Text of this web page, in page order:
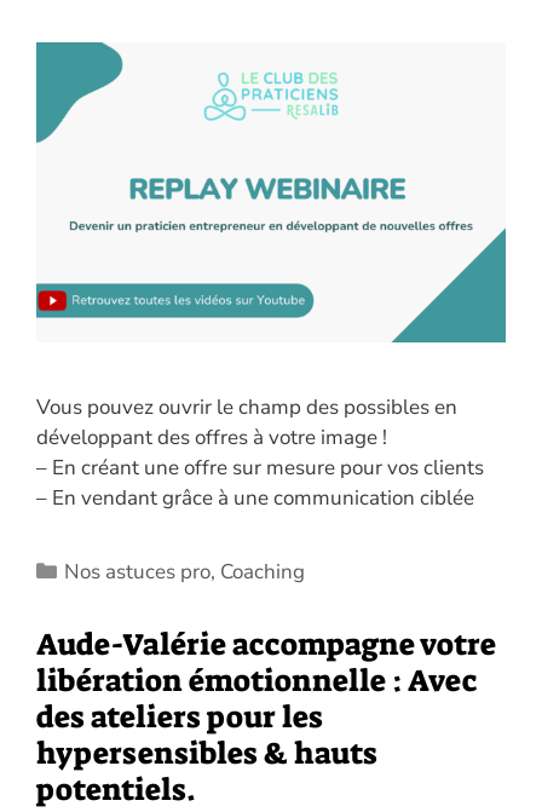
Vous pouvez ouvrir le champ des possibles en
développant des offres à votre image !
– En créant une offre sur mesure pour vos clients
– En vendant grâce à une communication ciblée
Catégories
Nos astuces pro, Coaching
Aude-Valérie accompagne votre
libération émotionnelle : Avec
des ateliers pour les
hypersensibles & hauts
potentiels.